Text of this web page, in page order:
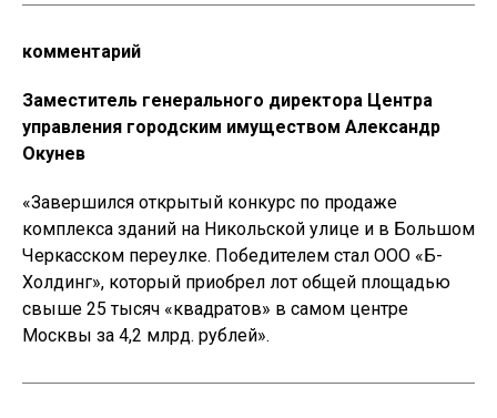
комментарий
Заместитель генерального директора Центра
управления городским имуществом Александр
Окунев
«Завершился открытый конкурс по продаже
комплекса зданий на Никольской улице и в Большом
Черкасском переулке. Победителем стал ООО «Б-
Холдинг», который приобрел лот общей площадью
свыше 25 тысяч «квадратов» в самом центре
Москвы за 4,2 млрд. рублей».